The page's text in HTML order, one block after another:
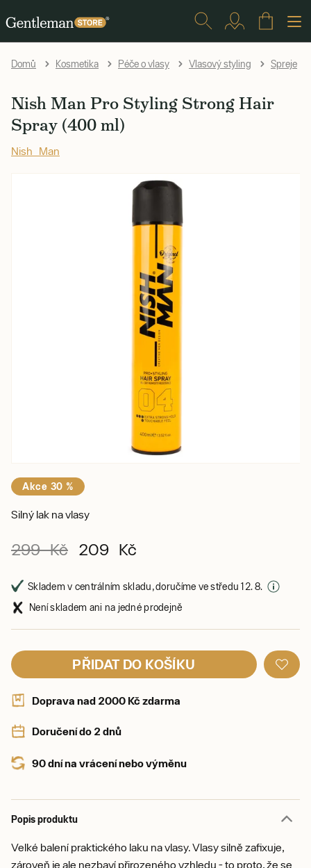
Domů Kosmetika Péče o vlasy Vlasový styling Spreje
Nish Man Pro Styling Strong Hair
Spray (400 ml)
Nish Man
Akce 30 %
Silný lak na vlasy
299 Kč 209 Kč
Skladem v centrálním skladu, doručíme ve středu 12. 8.
Není skladem ani na jedné prodejně
PŘIDAT DO KOŠÍKU
Doprava nad 2000 Kč zdarma
Doručení do 2 dnů
90 dní na vrácení nebo výměnu
Popis produktu
Velké balení praktického laku na vlasy. Vlasy silně zafixuje,
zároveň je ale nezbaví přirozeného vzhledu - to proto, že se